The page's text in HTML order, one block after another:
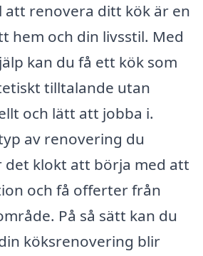
renovera ditt kök är en
hem och din livsstil. Med
kan du få ett kök som
tilltalande utan
och lätt att jobba i.
av renovering du
det klokt att börja med att
och få offerter från
På så sätt kan du
köksrenovering blir